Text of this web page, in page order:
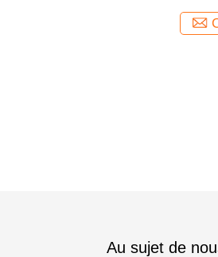
Au sujet de